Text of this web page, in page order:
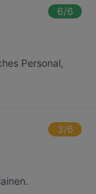
6/6
Personal,
3/6